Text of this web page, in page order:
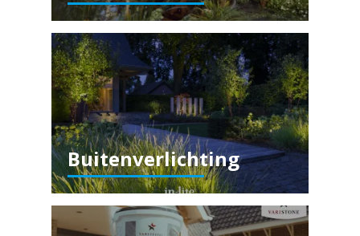
Buitenverlichting